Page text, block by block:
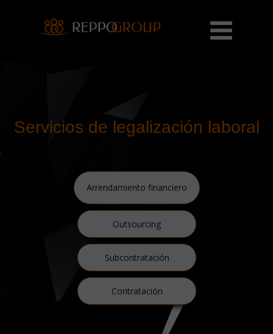
Contratación
Subcontratación
Outsourcing
Arrendamiento financiero
Servicios de legalización laboral